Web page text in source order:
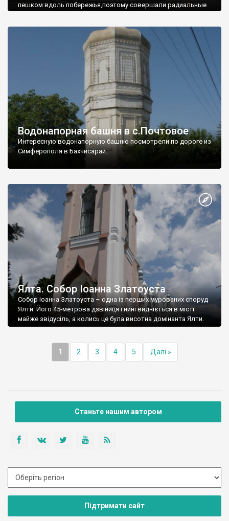
пешком вдоль побережья,поэтому совершали радиальные
Водонапорная башня в с.Почтовое
Интересную водонапорную башню посмотрели по дороге из
Симферополя в Бахчисарай.
Ялта. Собор Іоанна Златоуста
Собор Іоанна Златоуста – одна із перших мурованих споруд
Ялти. Його 45-метрова дзвіниця і нині видніється в місті
майже звідусіль, а колись це була висотна домінанта Ялти.
1 2 3 4 5 Далі »
Станьте нашим автором
Підтримати сайт